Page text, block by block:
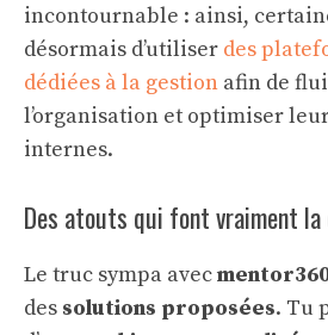
incontournable : ainsi,
désormais d’utiliser des
dédiées à la gestion afin de
l’organisation et optimiser
internes.
Des atouts qui font vraiment la
Le truc sympa avec
des solutions proposées. Tu